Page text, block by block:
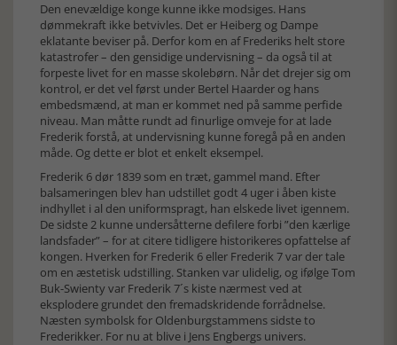
Den enevældige konge kunne ikke modsiges. Hans
dømmekraft ikke betvivles. Det er Heiberg og Dampe
eklatante beviser på. Derfor kom en af Frederiks helt store
katastrofer – den gensidige undervisning – da også til at
forpeste livet for en masse skolebørn. Når det drejer sig om
kontrol, er det vel først under Bertel Haarder og hans
embedsmænd, at man er kommet ned på samme perfide
niveau. Man måtte rundt ad finurlige omveje for at lade
Frederik forstå, at undervisning kunne foregå på en anden
måde. Og dette er blot et enkelt eksempel.
Frederik 6 dør 1839 som en træt, gammel mand. Efter
balsameringen blev han udstillet godt 4 uger i åben kiste
indhyllet i al den uniformspragt, han elskede livet igennem.
De sidste 2 kunne undersåtterne defilere forbi ”den kærlige
landsfader” – for at citere tidligere historikeres opfattelse af
kongen. Hverken for Frederik 6 eller Frederik 7 var der tale
om en æstetisk udstilling. Stanken var ulidelig, og ifølge Tom
Buk-Swienty var Frederik 7´s kiste nærmest ved at
eksplodere grundet den fremadskridende forrådnelse.
Næsten symbolsk for Oldenburgstammens sidste to
Frederikker. For nu at blive i Jens Engbergs univers.